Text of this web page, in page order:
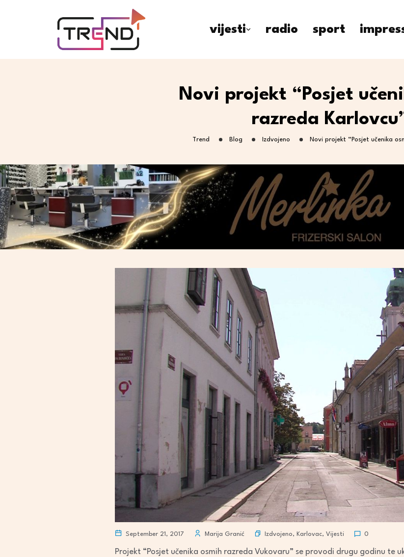
vijesti radio sport
Novi projekt “Posjet
razreda
Trend Blog Izdvojeno Novi projekt “Posjet učenika
September 21, 2017 Marija Granić Izdvojeno, Karlovac, Vijesti 0
Projekt “Posjet učenika osmih razreda Vukovaru” se provodi drugu godinu te